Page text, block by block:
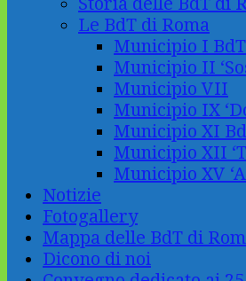
Le BdT di Roma
Municipio I
Municipio II
Municipio VII
Municipio IX
Municipio XI
Municipio XII
Municipio XV
Notizie
Fotogallery
Mappa delle BdT di
Dicono di noi